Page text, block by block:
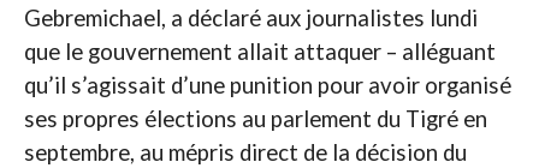
Gebremichael, a déclaré aux journalistes lundi
que le gouvernement allait attaquer – alléguant
qu’il s’agissait d’une punition pour avoir organisé
ses propres élections au parlement du Tigré en
septembre, au mépris direct de la décision du